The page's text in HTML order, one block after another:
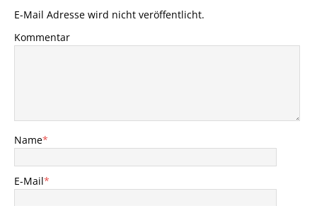
E-Mail Adresse wird nicht veröffentlicht.
Kommentar
Name*
E-Mail*